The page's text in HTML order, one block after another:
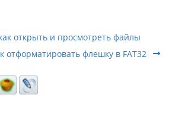
открыть и просмотреть файлы
отформатировать флешку в FAT32